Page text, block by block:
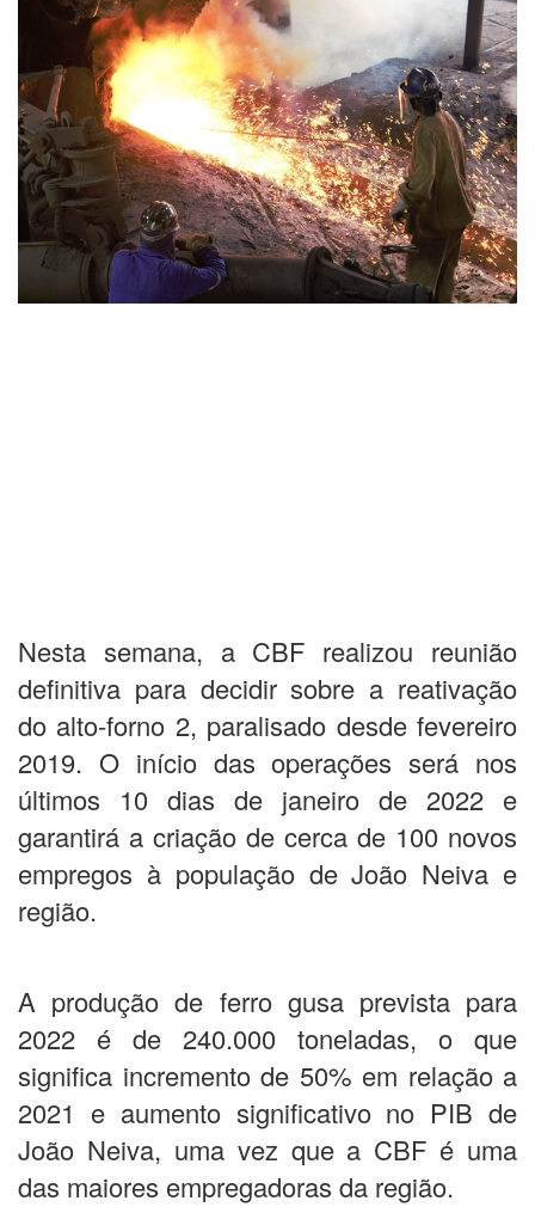
Nesta semana, a CBF realizou reunião
definitiva para decidir sobre a reativação
do alto-forno 2, paralisado desde fevereiro
2019. O início das operações será nos
últimos 10 dias de janeiro de 2022 e
garantirá a criação de cerca de 100 novos
empregos à população de João Neiva e
região.
A produção de ferro gusa prevista para
2022 é de 240.000 toneladas, o que
significa incremento de 50% em relação a
2021 e aumento significativo no PIB de
João Neiva, uma vez que a CBF é uma
das maiores empregadoras da região.